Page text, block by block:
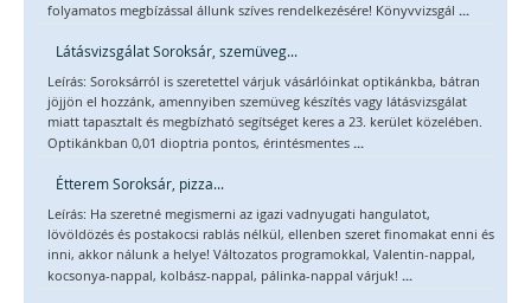
folyamatos megbízással állunk szíves rendelkezésére! Könyvvizsgál ...
Látásvizsgálat Soroksár, szemüveg...
Leírás: Soroksárról is szeretettel várjuk vásárlóinkat optikánkba, bátran
jöjjön el hozzánk, amennyiben szemüveg készítés vagy látásvizsgálat
miatt tapasztalt és megbízható segítséget keres a 23. kerület közelében.
Optikánkban 0,01 dioptria pontos, érintésmentes ...
Étterem Soroksár, pizza...
Leírás: Ha szeretné megismerni az igazi vadnyugati hangulatot,
lövöldözés és postakocsi rablás nélkül, ellenben szeret finomakat enni és
inni, akkor nálunk a helye! Változatos programokkal, Valentin-nappal,
kocsonya-nappal, kolbász-nappal, pálinka-nappal várjuk! ...